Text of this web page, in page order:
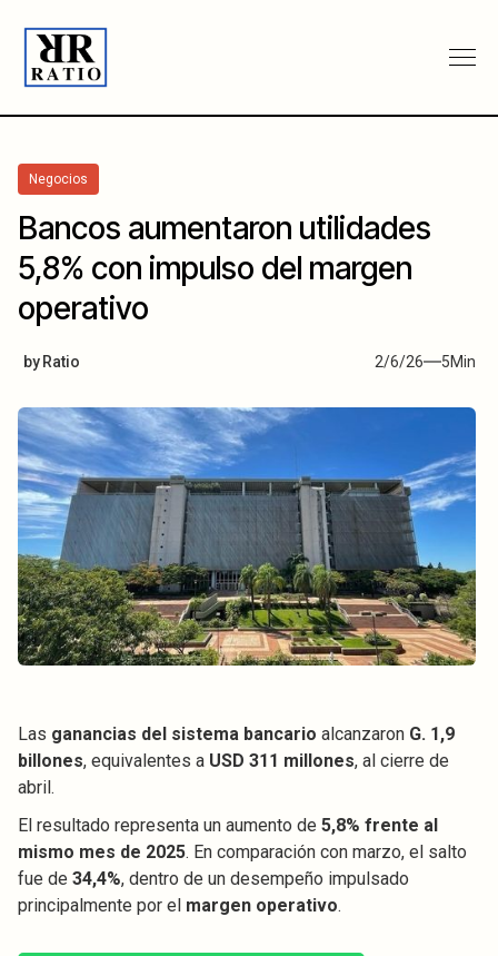
Negocios
Bancos aumentaron utilidades
5,8% con impulso del margen
operativo
by Ratio 2/6/26 5Min
Las ganancias del sistema bancario alcanzaron G. 1,9
billones, equivalentes a USD 311 millones, al cierre de
abril.
El resultado representa un aumento de 5,8% frente al
mismo mes de 2025. En comparación con marzo, el salto
fue de 34,4%, dentro de un desempeño impulsado
principalmente por el margen operativo.